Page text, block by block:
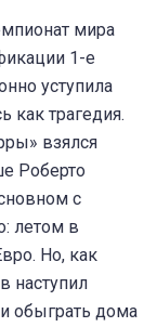
мира
1-е
уступила
как трагедия.
взялся
Роберто
с
летом в
Но, как
наступил
обыграть дома